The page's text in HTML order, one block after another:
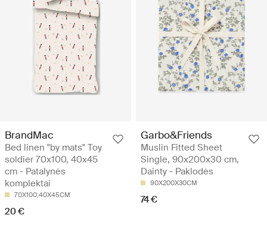
BrandMac
Bed linen "by mats" Toy
soldier 70x100, 40x45
cm - Patalynės
komplektai
70X100;40X45CM
20 €
Garbo&Friends
Muslin Fitted Sheet
Single, 90x200x30 cm,
Dainty - Paklodės
90X200X30CM
74 €